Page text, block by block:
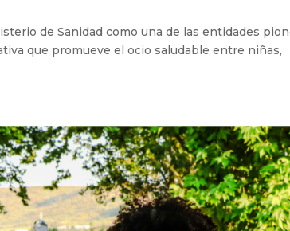
de Sanidad como una de las entidades
que promueve el ocio saludable entre niñas,